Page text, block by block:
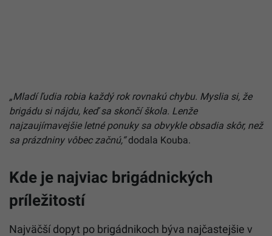
„Mladí ľudia robia každý rok rovnakú chybu. Myslia si, že
brigádu si nájdu, keď sa skončí škola. Lenže
najzaujímavejšie letné ponuky sa obvykle obsadia skôr, než
sa prázdniny vôbec začnú,“dodala Kouba.
Kde je najviac brigádnických
príležitostí
Najväčší dopyt po brigádnikoch býva najčastejšie v